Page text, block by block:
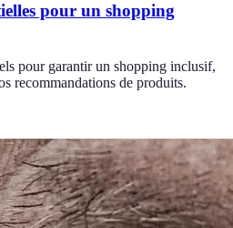
pour un shopping
pour garantir un shopping inclusif,
recommandations de produits.